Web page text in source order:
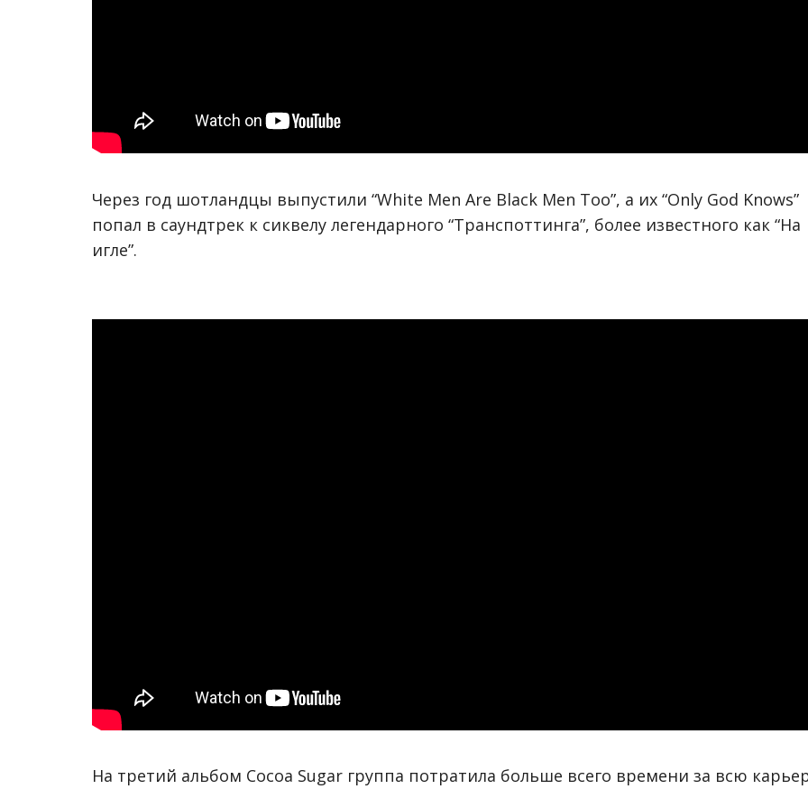
Через год шотландцы выпустили “White Men Are Black Men Too”, а их “Only God Knows”
попал в саундтрек к сиквелу легендарного “Транспоттинга”, более известного как “На
игле”.
На третий альбом Cocoa Sugar группа потратила больше всего времени за всю